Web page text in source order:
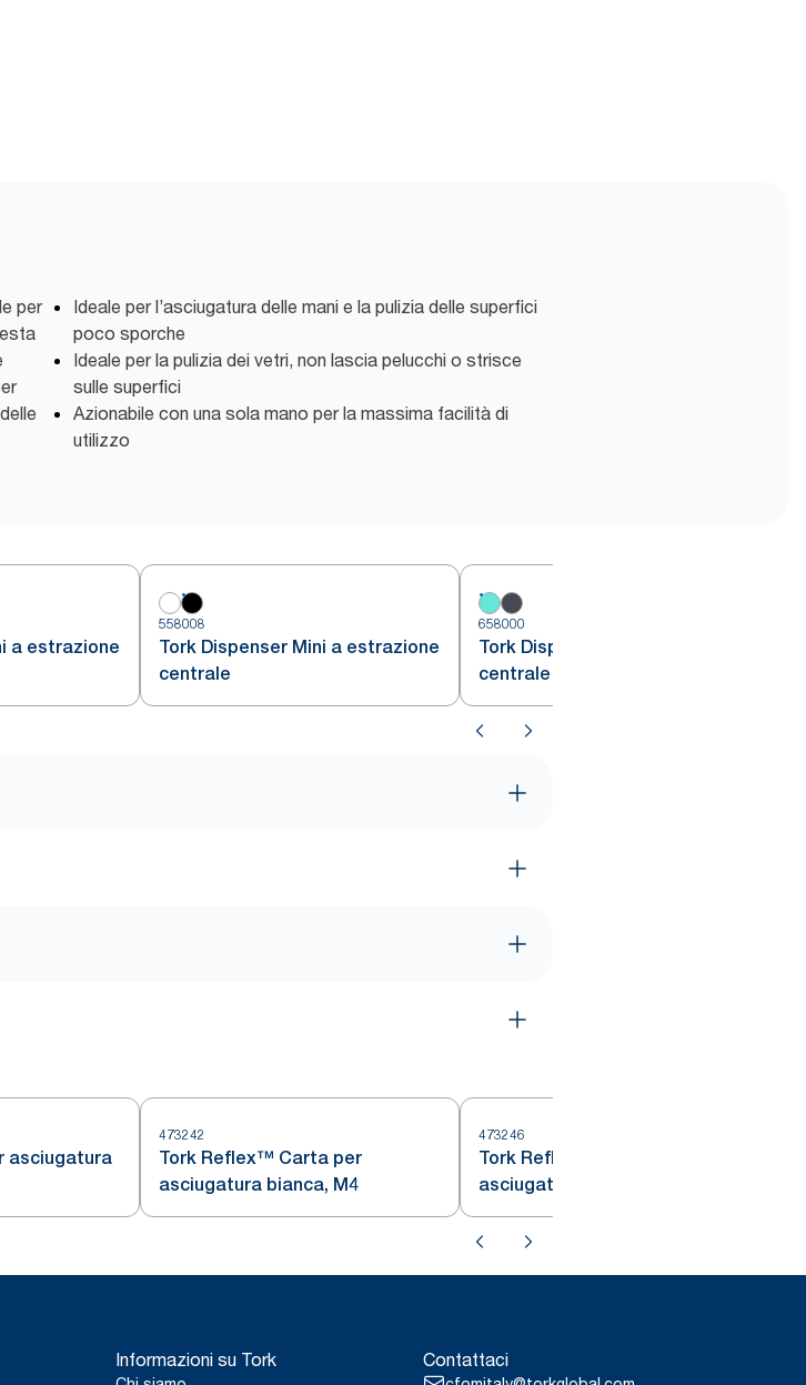
per
Ideale per l’asciugatura delle mani e la pulizia delle superfici
poco sporche
Ideale per la pulizia dei vetri, non lascia pelucchi o strisce
sulle superfici
Azionabile con una sola mano per la massima facilità di
utilizzo
a estrazione
558008
Tork Dispenser Mini a estrazione
centrale
658000
Tork Dispenser Mini a estrazione
centrale
asciugatura
473242
Tork Reflex™ Carta per
asciugatura bianca, M4
473246
Tork Reflex™ Carta per
asciugatura
Informazioni su Tork Contattaci